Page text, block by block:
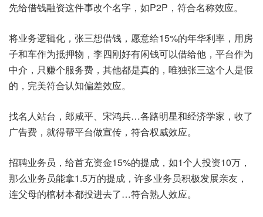
先给借钱融资这件事改个名字，如P2P，符合名称效应。
将业务逻辑化，张三想借钱，愿意给15%的年华利率，用房
子和车作为抵押物，李四刚好有闲钱可以借给他，平台作为
中介，只赚个服务费，其他都是真的，唯独张三这个人是假
的，完美符合认知偏差效应。
找名人站台，郎咸平、宋鸿兵…各路明星和经济学家，收了
广告费，就得帮平台做宣传，符合权威效应。
招聘业务员，给首充资金15%的提成，如1个人投资10万，
那么业务员能拿1.5万的提成，许多业务员积极发展亲友，
连父母的棺材本都投进去了…符合熟人效应。